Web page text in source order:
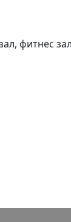
фитнес